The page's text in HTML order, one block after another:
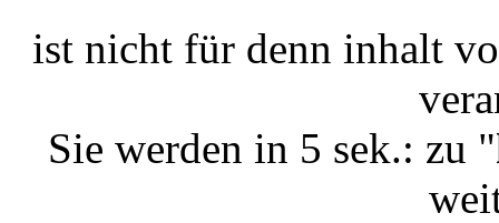
ist nicht für denn inhalt
Sie werden in 5 sek.: zu "